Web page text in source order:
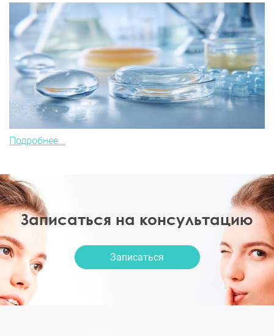
Подробнее...
Записаться на консультацию
Записаться